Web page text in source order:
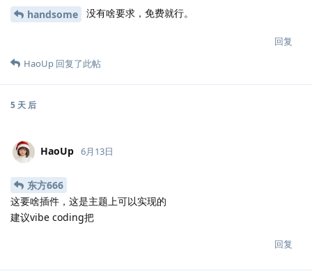
handsome 没有啥要求，免费就行。
回复
HaoUp 回复了此帖
5 天 后
HaoUp 6月13日
东方666
这要啥插件，这是主题上可以实现的
建议vibe coding把
回复